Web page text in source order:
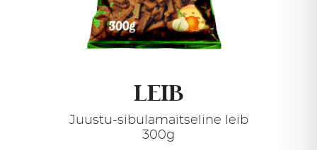
LEIB
Juustu-sibulamaitseline leib
300g